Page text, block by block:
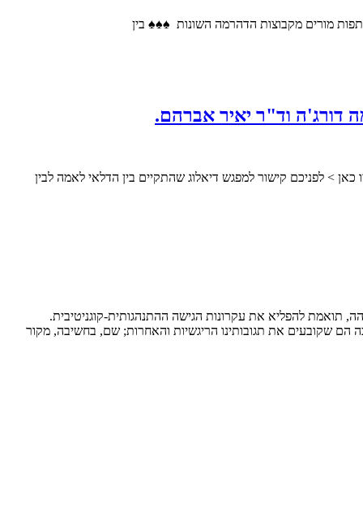
מהמחשבות שלנו. עם המחשבות שלנו אנו יוצרים את העולם." קביעה זו, שנוסחה לפני 2500 שנה ע"י הבודהה, תואמת להפליא את עקרונות הגישה ההתנהגותית-קוגניטיבית.
הם שקובעים את תגובותינו הריגשיות והאחרות; שם, בחשיבה, מקור